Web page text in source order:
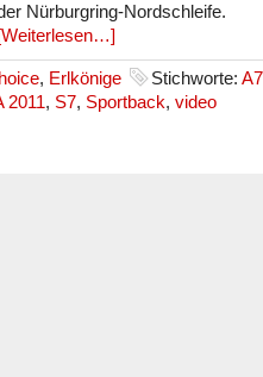
Nürburgring-Nordschleife.
, Erlkönige Stichworte: A7
2011, S7, Sportback, video